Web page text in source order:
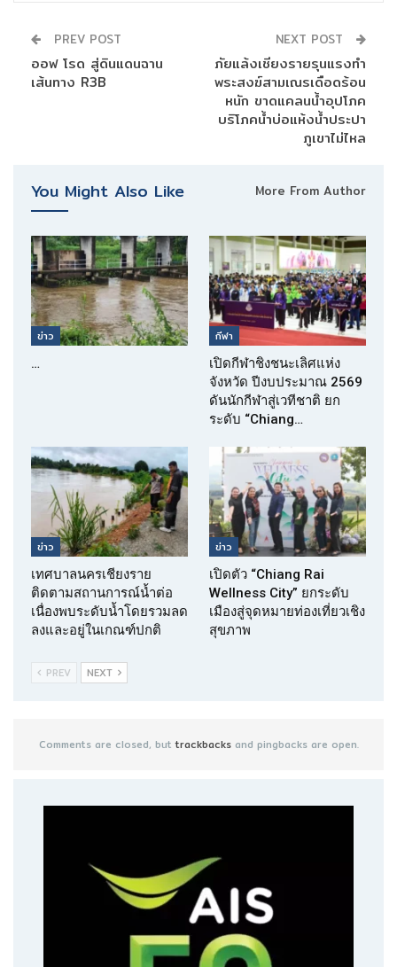
PREV POST
ออฟ โรด สู่ดินแดนฉาน
เส้นทาง R3B
NEXT POST
ภัยแล้งเชียงรายรุนแรงทำ
พระสงฆ์สามเณรเดือดร้อน
หนัก ขาดแคลนน้ำอุปโภค
บริโภคน้ำบ่อแห้งน้ำประปา
ภูเขาไม่ไหล
You Might Also Like More From Author
ข่าว
…
กีฬา
เปิดกีฬาชิงชนะเลิศแห่ง
จังหวัด ปีงบประมาณ 2569
ดันนักกีฬาสู่เวทีชาติ ยก
ระดับ “Chiang…
ข่าว
เทศบาลนครเชียงราย
ติดตามสถานการณ์น้ำต่อ
เนื่องพบระดับน้ำโดยรวมลด
ลงและอยู่ในเกณฑ์ปกติ
ข่าว
เปิดตัว “Chiang Rai
Wellness City” ยกระดับ
เมืองสู่จุดหมายท่องเที่ยวเชิง
สุขภาพ
PREV NEXT
Comments are closed, buttrackbacksand pingbacks are open.